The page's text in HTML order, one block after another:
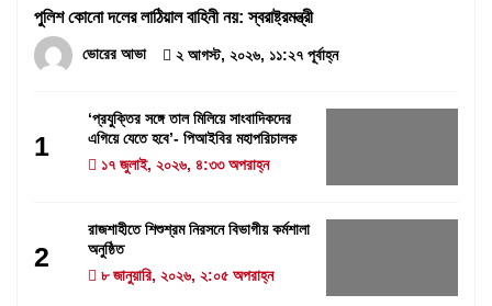
পুলিশ কোনো দলের লাঠিয়াল বাহিনী নয়: স্বরাষ্ট্রমন্ত্রী
ভোরের আভা ২ আগস্ট, ২০২৬, ১১:২৭ পূর্বাহ্ন
1
‘প্রযুক্তির সঙ্গে তাল মিলিয়ে সাংবাদিকদের
এগিয়ে যেতে হবে’- পিআইবির মহাপরিচালক
১৭ জুলাই, ২০২৬, ৪:৩৩ অপরাহ্ন
2
রাজশাহীতে শিশুশ্রম নিরসনে বিভাগীয় কর্মশালা
অনুষ্ঠিত
৮ জানুয়ারি, ২০২৬, ২:০৫ অপরাহ্ন